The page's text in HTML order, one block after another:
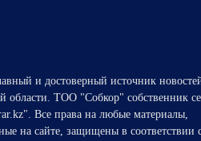
и достоверный источник
области. ТОО "Собкор" собственник
Все права на любые материалы,
на сайте, защищены в соответствии